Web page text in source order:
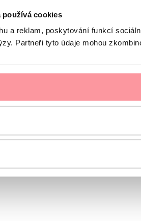
používá cookies
a reklam, poskytování funkcí
Partneři tyto údaje mohou